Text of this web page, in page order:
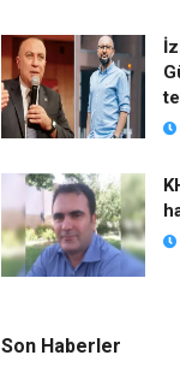
Son Haberler